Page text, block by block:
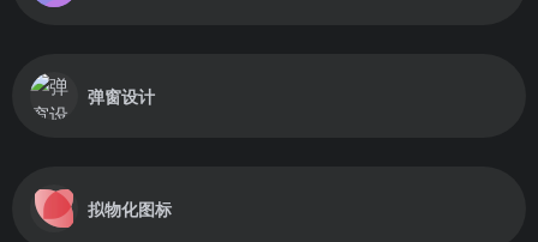
弹窗设计
拟物化图标